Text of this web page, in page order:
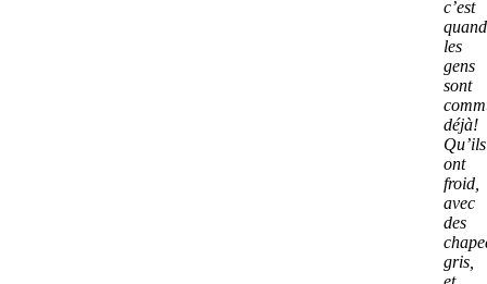
c’est
quand
les
gens
sont
déjà!
Qu’ils
ont
froid,
avec
des
gris,